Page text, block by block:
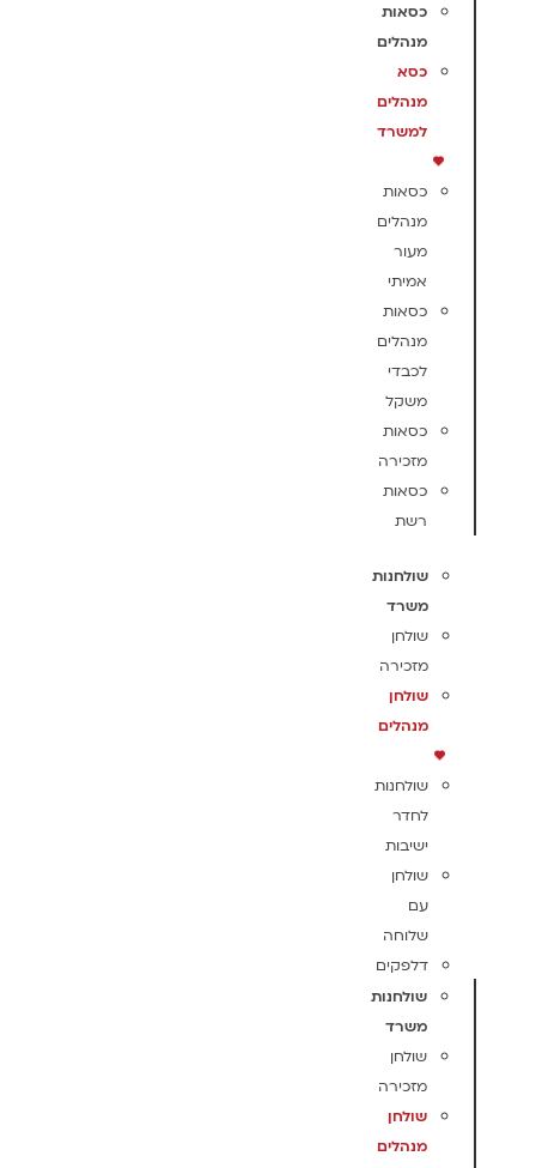
כסאות
מנהלים
כסא
מנהלים
למשרד
כסאות
מנהלים
מעור
אמיתי
כסאות
מנהלים
לכבדי
משקל
כסאות
מזכירה
כסאות
רשת
שולחנות
משרד
שולחן
מזכירה
שולחן
מנהלים
שולחנות
לחדר
ישיבות
שולחן
עם
שלוחה
דלפקים
שולחנות
משרד
שולחן
מזכירה
שולחן
מנהלים